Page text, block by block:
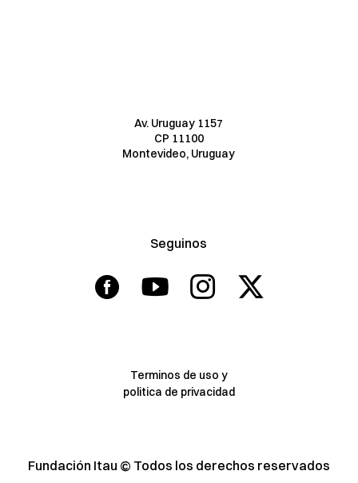
Av. Uruguay 1157
CP 11100
Montevideo, Uruguay
Seguinos
Terminos de uso y
politica de privacidad
Fundación Itau © Todos los derechos reservados